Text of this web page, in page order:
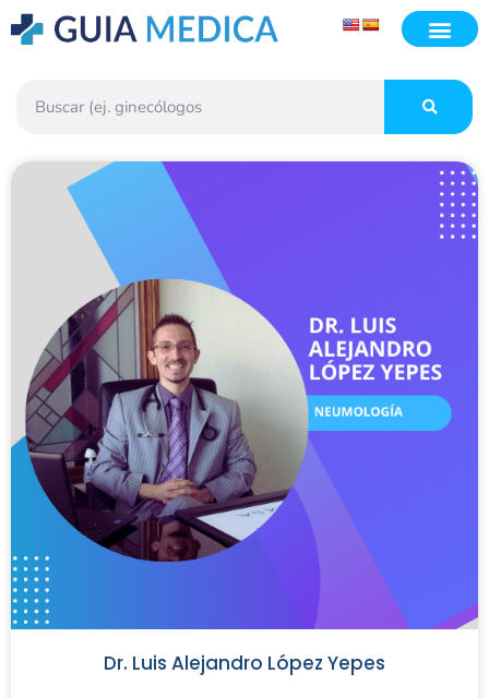
Dr. Luis Alejandro López Yepes